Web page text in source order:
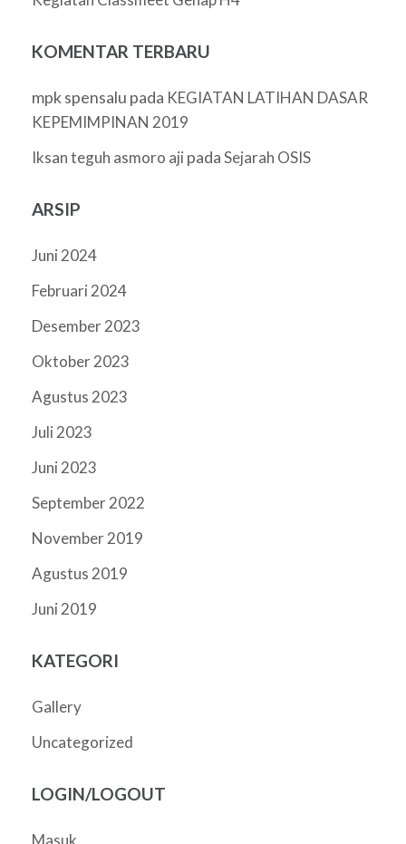
KOMENTAR TERBARU
mpk spensalu pada KEGIATAN LATIHAN DASAR
KEPEMIMPINAN 2019
Iksan teguh asmoro aji padaSejarah OSIS
ARSIP
Juni 2024
Februari 2024
Desember 2023
Oktober 2023
Agustus 2023
Juli 2023
Juni 2023
September 2022
November 2019
Agustus 2019
Juni 2019
KATEGORI
Gallery
Uncategorized
LOGIN/LOGOUT
Masuk